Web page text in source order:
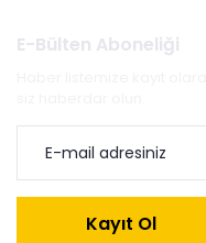
E-Bülten Aboneliği
Kayıt Ol